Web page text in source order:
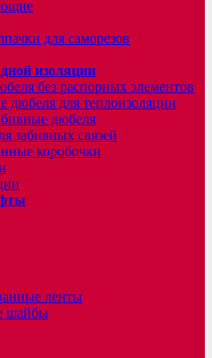
для саморезов
изоляции
без распорных элементов
дюбеля для теплоизоляции
дюбеля
забивных связей
коробочки
ленты
шайбы